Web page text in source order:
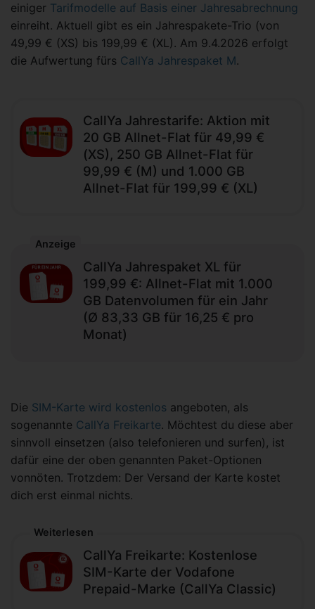
einiger Tarifmodelle auf Basis einer Jahresabrechnung
einreiht. Aktuell gibt es ein Jahrespakete-Trio (von
49,99 € (XS) bis 199,99 € (XL). Am 9.4.2026 erfolgt
die Aufwertung fürs CallYa Jahrespaket M.
CallYa Jahrestarife: Aktion mit
20 GB Allnet-Flat für 49,99 €
(XS), 250 GB Allnet-Flat für
99,99 € (M) und 1.000 GB
Allnet-Flat für 199,99 € (XL)
Anzeige
CallYa Jahrespaket XL für
199,99 €: Allnet-Flat mit 1.000
GB Datenvolumen für ein Jahr
(Ø 83,33 GB für 16,25 € pro
Monat)
Die SIM-Karte wird kostenlos angeboten, als
sogenannte CallYa Freikarte. Möchtest du diese aber
sinnvoll einsetzen (also telefonieren und surfen), ist
dafür eine der oben genannten Paket-Optionen
vonnöten. Trotzdem: Der Versand der Karte kostet
dich erst einmal nichts.
Weiterlesen
CallYa Freikarte: Kostenlose
SIM-Karte der Vodafone
Prepaid-Marke (CallYa Classic)